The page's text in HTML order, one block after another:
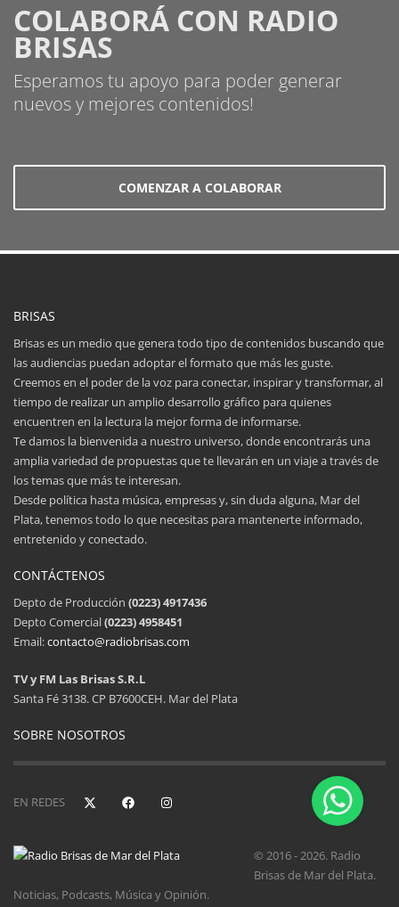
COLABORÁ CON RADIO
BRISAS
Esperamos tu apoyo para poder generar
nuevos y mejores contenidos!
COMENZAR A COLABORAR
BRISAS
Brisas es un medio que genera todo tipo de contenidos buscando que
las audiencias puedan adoptar el formato que más les guste.
Creemos en el poder de la voz para conectar, inspirar y transformar, al
tiempo de realizar un amplio desarrollo gráfico para quienes
encuentren en la lectura la mejor forma de informarse.
Te damos la bienvenida a nuestro universo, donde encontrarás una
amplia variedad de propuestas que te llevarán en un viaje a través de
los temas que más te interesan.
Desde política hasta música, empresas y, sin duda alguna, Mar del
Plata, tenemos todo lo que necesitas para mantenerte informado,
entretenido y conectado.
CONTÁCTENOS
Depto de Producción (0223) 4917436
Depto Comercial(0223) 4958451
Email:contacto@radiobrisas.com
TV y FM Las Brisas S.R.L
Santa Fé 3138. CP B7600CEH. Mar del Plata
SOBRE NOSOTROS
EN REDES
© 2016 - 2026. Radio
Brisas de Mar del Plata.
Noticias, Podcasts, Música y Opinión.